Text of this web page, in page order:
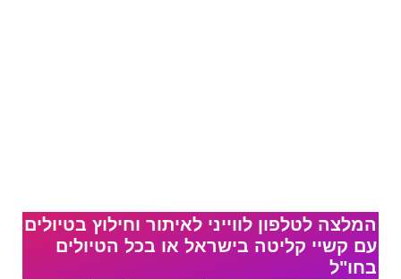
המלצה לטלפון לווייני לאיתור וחילוץ בטיולים
עם קשיי קליטה בישראל או בכל הטיולים
בחו"ל